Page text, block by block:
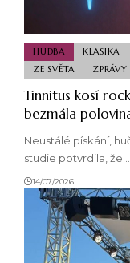
HUDBA KLASIKA
ZE SVĚTA
ZPRÁVY
Tinnitus kosí
bezmála
Neustálé pískání,
studie potvrdila, že…
14/07/2026